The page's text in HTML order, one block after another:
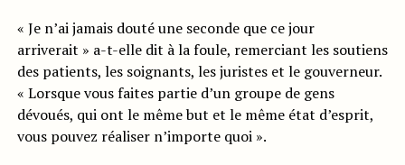
« Je n’ai jamais douté une seconde que ce jour
arriverait » a-t-elle dit à la foule, remerciant les soutiens
des patients, les soignants, les juristes et le gouverneur.
« Lorsque vous faites partie d’un groupe de gens
dévoués, qui ont le même but et le même état d’esprit,
vous pouvez réaliser n’importe quoi ».